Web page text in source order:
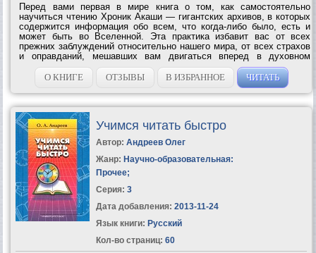
Перед вами первая в мире книга о том, как самостоятельно
научиться чтению Хроник Акаши — гигантских архивов, в которых
содержится информация обо всем, что когда-либо было, есть и
может быть во Вселенной. Эта практика избавит вас от всех
прежних заблуждений относительно нашего мира, от всех страхов
и оправданий, мешавших вам двигаться вперед в духовном
развитии. Поскольку Хроники Акаши — это не физическое место,
а один из уровней...
О КНИГЕ ОТЗЫВЫ В ИЗБРАННОЕ ЧИТАТЬ
Учимся читать быстро
Автор: Андреев Олег
Жанр: Научно-образовательная:
Прочее;
Серия: 3
Дата добавления: 2013-11-24
Язык книги: Русский
Кол-во страниц: 60